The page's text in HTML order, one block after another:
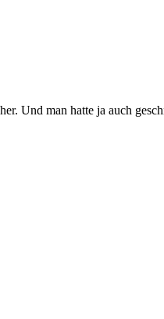
Und man hatte ja auch